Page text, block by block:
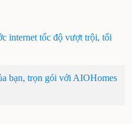
internet tốc độ vượt trội, tối
bạn, trọn gói với AIOHomes